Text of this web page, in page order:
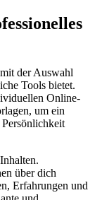
der Auswahl
Tools bietet.
Online-
um ein
Persönlichkeit
über dich
Erfahrungen und